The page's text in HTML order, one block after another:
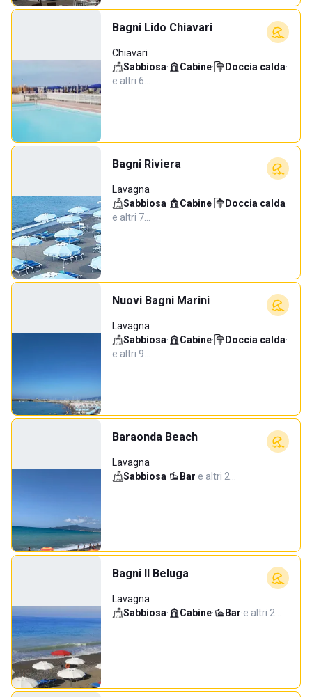
Bagni Lido Chiavari
Chiavari
Sabbiosa· Cabine· Doccia calda·
e altri 6…
Bagni Riviera
Lavagna
Sabbiosa· Cabine· Doccia calda·
e altri 7…
Nuovi Bagni Marini
Lavagna
Sabbiosa· Cabine· Doccia calda·
e altri 9…
Baraonda Beach
Lavagna
Sabbiosa· Bar·e altri 2…
Bagni Il Beluga
Lavagna
Sabbiosa· Cabine· Bar·e altri 2…